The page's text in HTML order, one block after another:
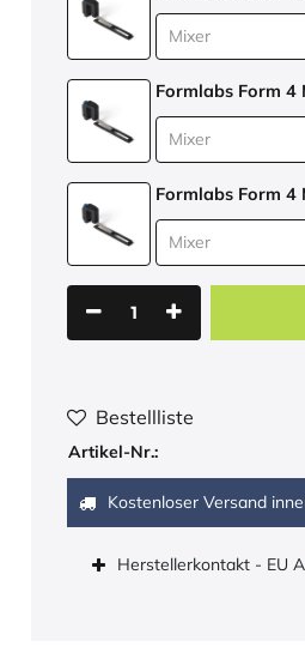
Formlabs Form 4
Formlabs Form 4
Bestellliste
Artikel-Nr.:
Kostenloser Versand
Herstellerkontakt - EU